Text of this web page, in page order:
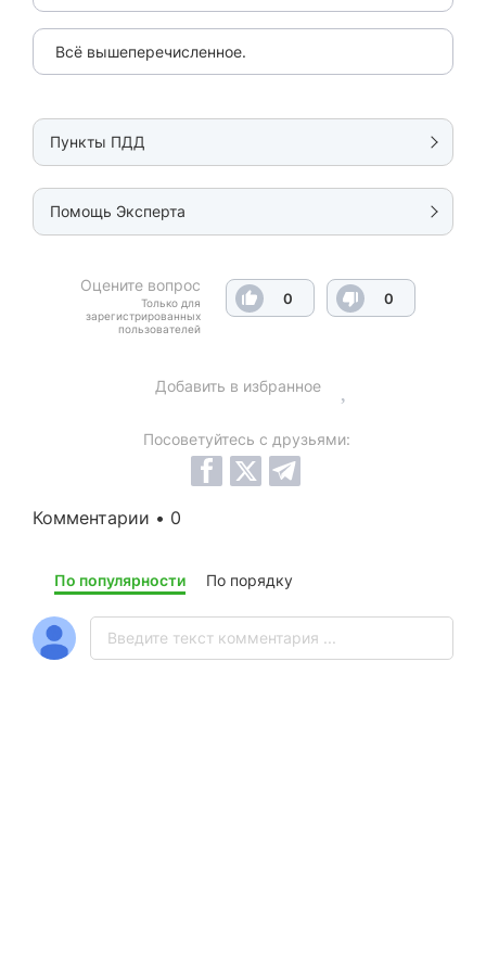
Всё вышеперечисленное.
Пункты ПДД
Помощь Эксперта
Оцените вопрос
Только для
зарегистрированных
пользователей
0 0
Добавить в избранное
Посоветуйтесь с друзьями:
Комментарии • 0
По популярности По порядку